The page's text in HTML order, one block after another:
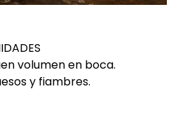
volumen en boca.
y fiambres.